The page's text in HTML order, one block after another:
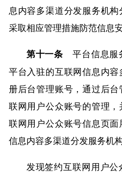
息内容多渠道分发服务机
采取相应管理措施防范信息安
第十一条 平台信息服
平台入驻的互联网信息内
册后台管理账号，通过后
联网用户公众账号的管理
联网用户公众账号信息页
信息内容多渠道分发服务机构
发现签约互联网用户